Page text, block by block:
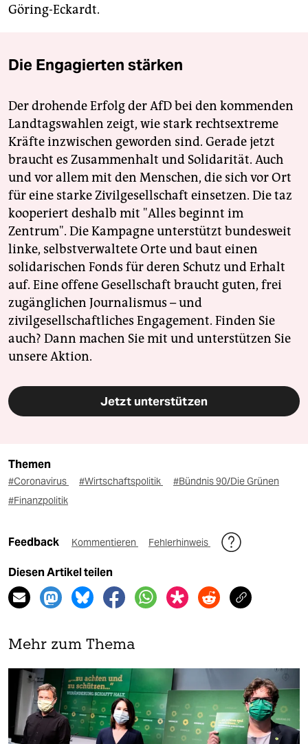
Göring-Eckardt.
Die Engagierten stärken
Der drohende Erfolg der AfD bei den kommenden
Landtagswahlen zeigt, wie stark rechtsextreme
Kräfte inzwischen geworden sind. Gerade jetzt
braucht es Zusammenhalt und Solidarität. Auch
und vor allem mit den Menschen, die sich vor Ort
für eine starke Zivilgesellschaft einsetzen. Die taz
kooperiert deshalb mit "Alles beginnt im
Zentrum". Die Kampagne unterstützt bundesweit
linke, selbstverwaltete Orte und baut einen
solidarischen Fonds für deren Schutz und Erhalt
auf. Eine offene Gesellschaft braucht guten, frei
zugänglichen Journalismus – und
zivilgesellschaftliches Engagement. Finden Sie
auch? Dann machen Sie mit und unterstützen Sie
unsere Aktion.
Jetzt unterstützen
Themen
#Coronavirus #Wirtschaftspolitik
#Bündnis 90/Die Grünen
#Finanzpolitik
Feedback Kommentieren Fehlerhinweis
Diesen Artikel teilen
Mehr zum Thema